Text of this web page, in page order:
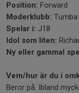
Position: Forward
Moderklubb: Tumba
Spelar i: J18
Idol som liten:
Ny eller gammal
Vem/hur är du i
Beror på. Ibland